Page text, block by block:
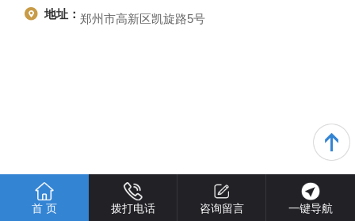
地址： 郑州市高新区凯旋路5号
首 页 拨打电话 咨询留言 一键导航